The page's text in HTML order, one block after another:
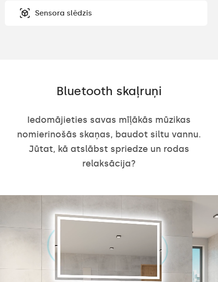
Sensora slēdzis
Bluetooth skaļruņi
Iedomājieties savas mīļākās mūzikas
nomierinošās skaņas, baudot siltu vannu.
Jūtat, kā atslābst spriedze un rodas
relaksācija?